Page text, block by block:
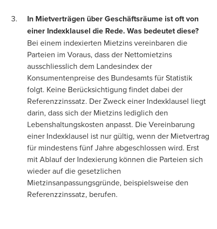
In Mietverträgen über Geschäftsräume ist oft von
einer Indexklausel die Rede. Was bedeutet diese?
Bei einem indexierten Mietzins vereinbaren die
Parteien im Voraus, dass der Nettomietzins
ausschliesslich dem Landesindex der
Konsumentenpreise des Bundesamts für Statistik
folgt. Keine Berücksichtigung findet dabei der
Referenzzinssatz. Der Zweck einer Indexklausel liegt
darin, dass sich der Mietzins lediglich den
Lebenshaltungskosten anpasst. Die Vereinbarung
einer Indexklausel ist nur gültig, wenn der Mietvertrag
für mindestens fünf Jahre abgeschlossen wird. Erst
mit Ablauf der Indexierung können die Parteien sich
wieder auf die gesetzlichen
Mietzinsanpassungsgründe, beispielsweise den
Referenzzinssatz, berufen.